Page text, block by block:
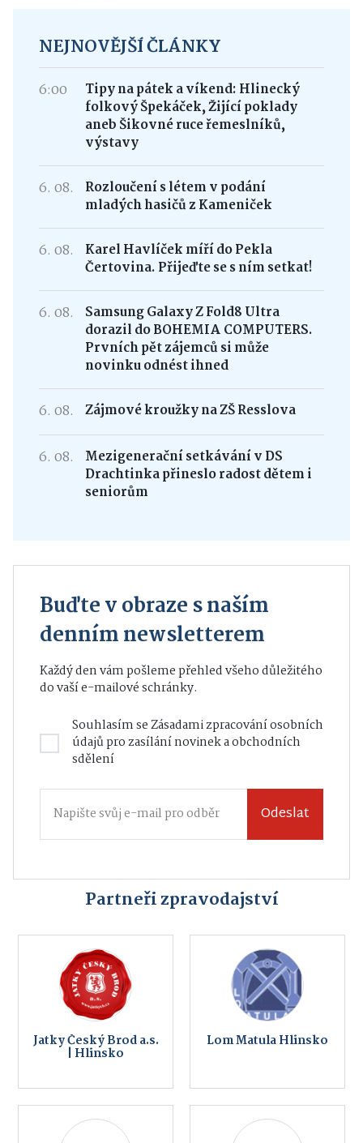
NEJNOVĚJŠÍ ČLÁNKY
6:00
Tipy na pátek a víkend: Hlinecký
folkový Špekáček, Žijící poklady
aneb Šikovné ruce řemeslníků,
výstavy
6. 08.
Rozloučení s létem v podání
mladých hasičů z Kameniček
6. 08.
Karel Havlíček míří do Pekla
Čertovina. Přijeďte se s ním setkat!
6. 08.
Samsung Galaxy Z Fold8 Ultra
dorazil do BOHEMIA COMPUTERS.
Prvních pět zájemců si může
novinku odnést ihned
6. 08. Zájmové kroužky na ZŠ Resslova
6. 08.
Mezigenerační setkávání v DS
Drachtinka přineslo radost dětem i
seniorům
Buďte v obraze s naším
denním newsletterem
Každý den vám pošleme přehled všeho důležitého
do vaší e-mailové schránky.
Souhlasím seZásadami zpracování osobních
údajůpro zasílání novinek a obchodních
sdělení
Odeslat
Partneři zpravodajství
Jatky Český Brod a.s.
| Hlinsko
Lom Matula Hlinsko